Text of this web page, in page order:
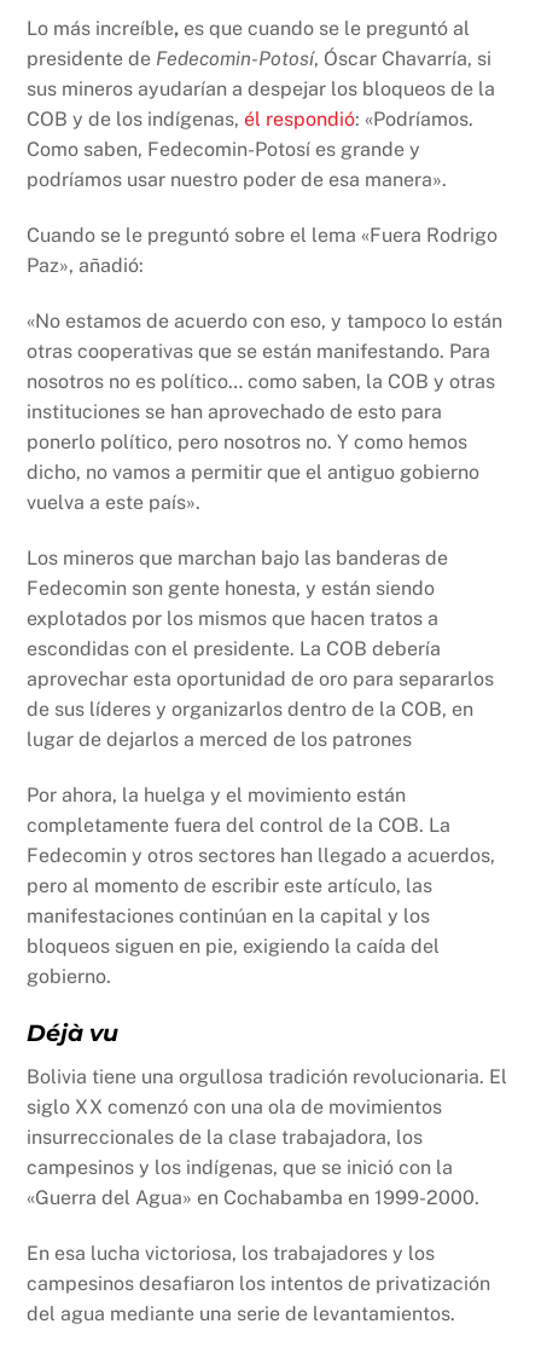
Lo más increíble, es que cuando se le preguntó al
presidente de Fedecomin-Potosí, Óscar Chavarría, si
sus mineros ayudarían a despejar los bloqueos de la
COB y de los indígenas,él respondió: «Podríamos.
Como saben, Fedecomin-Potosí es grande y
podríamos usar nuestro poder de esa manera».
Cuando se le preguntó sobre el lema «Fuera Rodrigo
Paz», añadió:
«No estamos de acuerdo con eso, y tampoco lo están
otras cooperativas que se están manifestando. Para
nosotros no es político… como saben, la COB y otras
instituciones se han aprovechado de esto para
ponerlo político, pero nosotros no. Y como hemos
dicho, no vamos a permitir que el antiguo gobierno
vuelva a este país».
Los mineros que marchan bajo las banderas de
Fedecomin son gente honesta, y están siendo
explotados por los mismos que hacen tratos a
escondidas con el presidente. La COB debería
aprovechar esta oportunidad de oro para separarlos
de sus líderes y organizarlos dentro de la COB, en
lugar de dejarlos a merced de los patrones
Por ahora, la huelga y el movimiento están
completamente fuera del control de la COB. La
Fedecomin y otros sectores han llegado a acuerdos,
pero al momento de escribir este artículo, las
manifestaciones continúan en la capital y los
bloqueos siguen en pie, exigiendo la caída del
gobierno.
Déjà vu
Bolivia tiene una orgullosa tradición revolucionaria. El
siglo XX comenzó con una ola de movimientos
insurreccionales de la clase trabajadora, los
campesinos y los indígenas, que se inició con la
«Guerra del Agua» en Cochabamba en 1999-2000.
En esa lucha victoriosa, los trabajadores y los
campesinos desafiaron los intentos de privatización
del agua mediante una serie de levantamientos.